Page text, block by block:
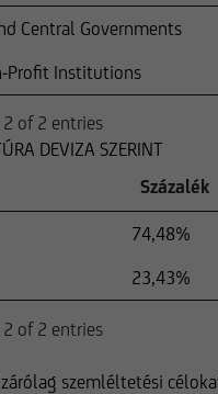
Central Governments
Profit Institutions
of 2 entries
DEVIZA SZERINT
Százalék
74,48%
23,43%
of 2 entries
szemléltetési